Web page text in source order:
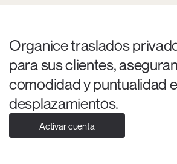
Organice traslados
para sus clientes,
comodidad y puntualidad
desplazamientos.
Activar cuenta